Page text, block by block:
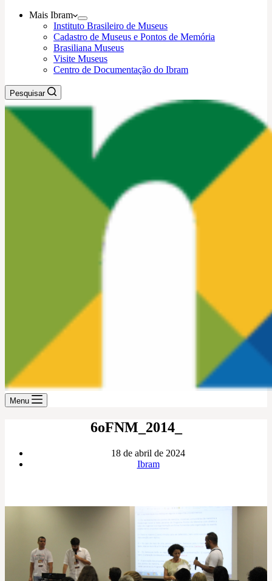
Mais Ibram
Instituto Brasileiro de Museus
Cadastro de Museus e Pontos de Memória
Brasiliana Museus
Visite Museus
Centro de Documentação do Ibram
Pesquisar
Menu
6oFNM_2014_
18 de abril de 2024
Ibram